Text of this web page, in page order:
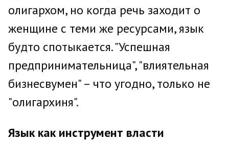
олигархом, но когда речь заходит о
женщине с теми же ресурсами, язык
будто спотыкается. "Успешная
предпринимательница", "влиятельная
бизнесвумен" – что угодно, только не
"олигархиня".
Язык как инструмент власти